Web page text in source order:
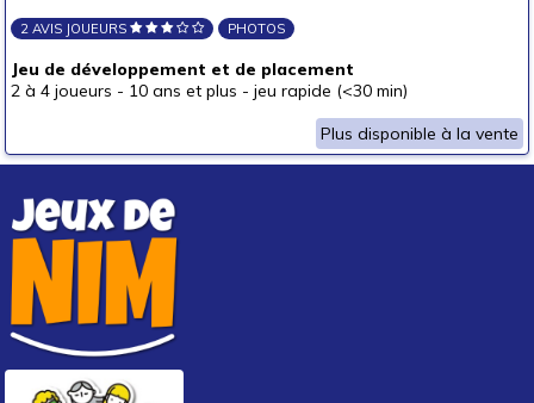
2 AVIS JOUEURS PHOTOS
Jeu de développement et de placement
2 à 4 joueurs - 10 ans et plus - jeu rapide (<30 min)
Plus disponible à la vente